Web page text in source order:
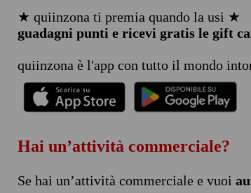
★ quiinzona ti premia quando la usi ★
guadagni punti e ricevi gratis le gift
quiinzona è l'app con tutto il mondo
Hai un’attività commerciale?
Se hai un’attività commerciale e vuoi